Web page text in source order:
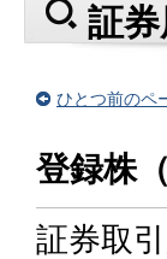
証
ひとつ前のペ
登録株
証券取